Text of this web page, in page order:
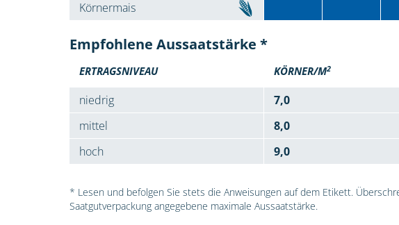
Körnermais
Empfohlene Aussaatstärke *
ERTRAGSNIVEAU KÖRNER/M2
niedrig
7,0
mittel
8,0
hoch
9,0
* Lesen und befolgen Sie stets die Anweisungen auf dem Etikett.
Saatgutverpackung angegebene maximale Aussaatstärke.